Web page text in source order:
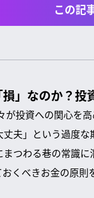
この記
」なのか？投
が投資への関心を
夫」という過度な
つわる巷の常識
くべきお金の原則